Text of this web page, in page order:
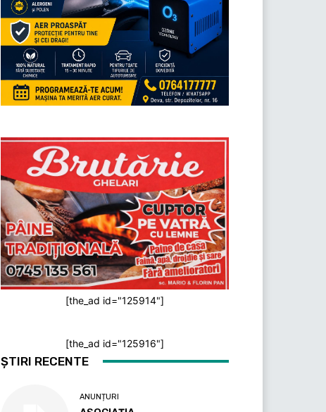
[the_ad id="125914"]
[the_ad id="125916"]
ȘTIRI RECENTE
ANUNȚURI